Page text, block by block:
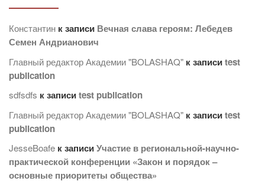
Константин к записи Вечная слава героям: Лебедев
Семен Андрианович
Главный редактор Академии "BOLASHAQ" к записиtest
publication
sdfsdfs к записиtest publication
Главный редактор Академии "BOLASHAQ" к записиtest
publication
JesseBoafe к записиУчастие в региональной-научно-
практической конференции «Закон и порядок –
основные приоритеты общества»